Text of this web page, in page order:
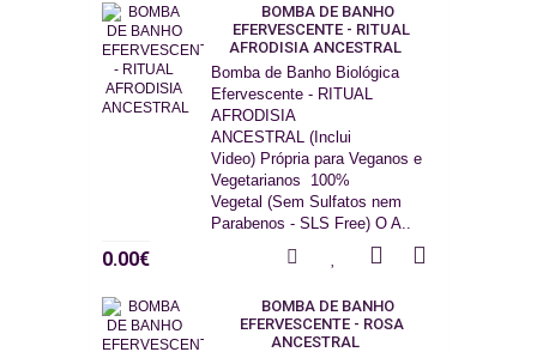
BOMBA DE BANHO
EFERVESCENTE - RITUAL
AFRODISIA ANCESTRAL
Bomba de Banho Biológica
Efervescente - RITUAL
AFRODISIA
ANCESTRAL (Inclui
Video) Própria para Veganos e
Vegetarianos 100%
Vegetal (Sem Sulfatos nem
Parabenos - SLS Free) O A..
0.00€
BOMBA DE BANHO
EFERVESCENTE - ROSA
ANCESTRAL